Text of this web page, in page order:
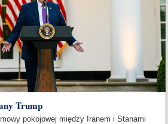
Trump
pokojowej między Iranem i Stanami